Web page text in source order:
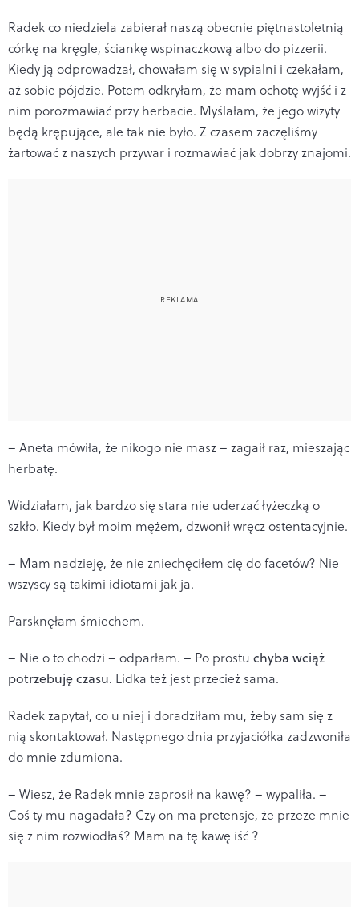
Radek co niedziela zabierał naszą obecnie piętnastoletnią
córkę na kręgle, ściankę wspinaczkową albo do pizzerii.
Kiedy ją odprowadzał, chowałam się w sypialni i czekałam,
aż sobie pójdzie. Potem odkryłam, że mam ochotę wyjść i z
nim porozmawiać przy herbacie. Myślałam, że jego wizyty
będą krępujące, ale tak nie było. Z czasem zaczęliśmy
żartować z naszych przywar i rozmawiać jak dobrzy znajomi.
– Aneta mówiła, że nikogo nie masz – zagaił raz, mieszając
herbatę.
Widziałam, jak bardzo się stara nie uderzać łyżeczką o
szkło. Kiedy był moim mężem, dzwonił wręcz ostentacyjnie.
– Mam nadzieję, że nie zniechęciłem cię do facetów? Nie
wszyscy są takimi idiotami jak ja.
Parsknęłam śmiechem.
– Nie o to chodzi – odparłam. – Po prostu chyba wciąż
potrzebuję czasu. Lidka też jest przecież sama.
Radek zapytał, co u niej i doradziłam mu, żeby sam się z
nią skontaktował. Następnego dnia przyjaciółka zadzwoniła
do mnie zdumiona.
– Wiesz, że Radek mnie zaprosił na kawę? – wypaliła. –
Coś ty mu nagadała? Czy on ma pretensje, że przeze mnie
się z nim rozwiodłaś? Mam na tę kawę iść ?